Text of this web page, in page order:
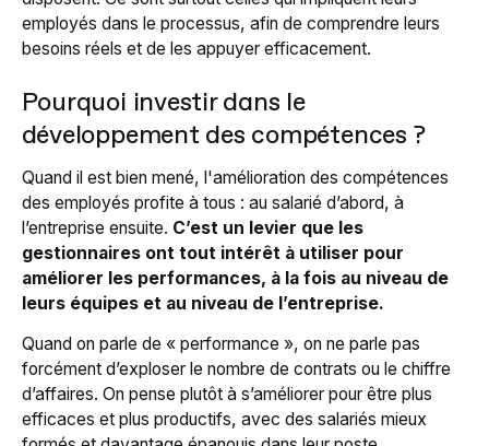
employés dans le processus, afin de comprendre leurs
besoins réels et de les appuyer efficacement.
Pourquoi investir dans le
développement des compétences ?
Quand il est bien mené, l'amélioration des compétences
des employés profite à tous : au salarié d’abord, à
l’entreprise ensuite. C’est un levier que les
gestionnaires ont tout intérêt à utiliser pour
améliorer les performances, à la fois au niveau de
leurs équipes et au niveau de l’entreprise.
Quand on parle de « performance », on ne parle pas
forcément d’exploser le nombre de contrats ou le chiffre
d’affaires. On pense plutôt à s’améliorer pour être plus
efficaces et plus productifs, avec des salariés mieux